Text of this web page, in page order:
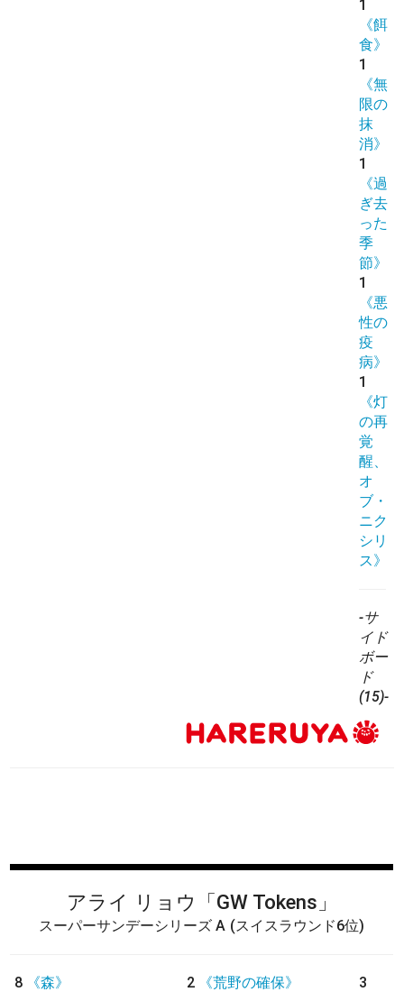
1
《餌
食》
1
《無
限の
抹
消》
1
《過
ぎ去
った
季
節》
1
《悪
性の
疫
病》
1
《灯
の再
覚
醒、
オ
ブ・
ニク
シリ
ス》
-サ
イド
ボー
ド
(15)-
アライ リョウ 「GW Tokens」
スーパーサンデーシリーズ A (スイスラウンド6位)
8
《森》
2
《荒野の確保》
3